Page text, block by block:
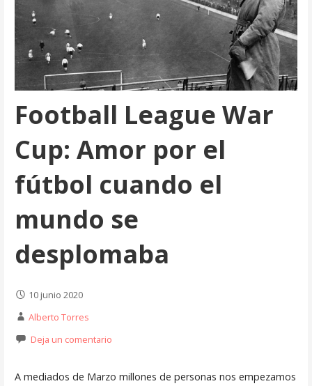
Football League War
Cup: Amor por el
fútbol cuando el
mundo se
desplomaba
10 junio 2020
Alberto Torres
Deja un comentario
A mediados de Marzo millones de personas nos empezamos